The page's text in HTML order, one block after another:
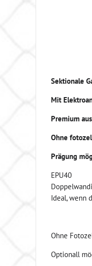
Sektionale
Mit
Premium
Ohne
Prägung
EPU40
Ideal, wenn
Ohne
Optionall